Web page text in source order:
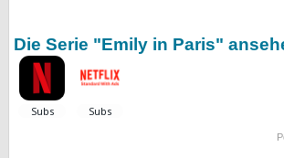
Die Serie "Emily in Paris"